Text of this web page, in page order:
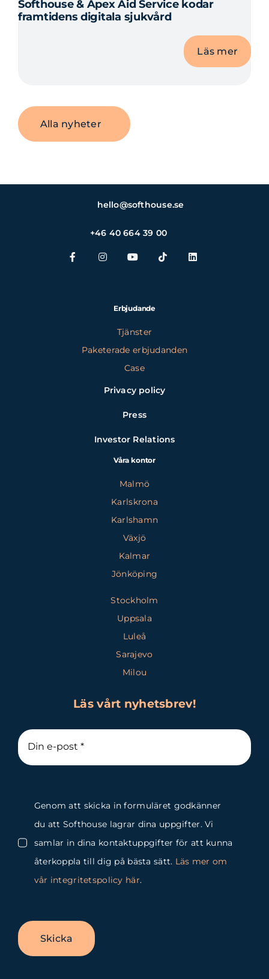
Softhouse & Apex Aid Service kodar
framtidens digitala sjukvård
Läs mer
Alla nyheter
hello@softhouse.se
+46 40 664 39 00
Erbjudande
Tjänster
Paketerade erbjudanden
Case
Privacy policy
Press
Investor Relations
Våra kontor
Malmö
Karlskrona
Karlshamn
Växjö
Kalmar
Jönköping
Stockholm
Uppsala
Luleå
Sarajevo
Milou
Läs vårt nyhetsbrev!
Genom att skicka in formuläret godkänner
du att Softhouse lagrar dina uppgifter. Vi
samlar in dina kontaktuppgifter för att kunna
återkoppla till dig på bästa sätt. Läs mer om
vår integritetspolicy här.
Skicka